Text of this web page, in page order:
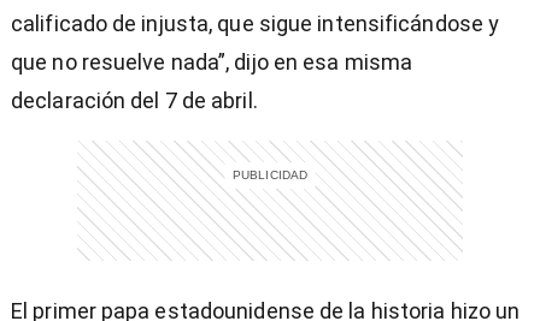
calificado de injusta, que sigue intensificándose y
que no resuelve nada”, dijo en esa misma
declaración del 7 de abril.
El primer papa estadounidense de la historia hizo un